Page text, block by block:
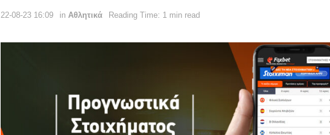
22-08-23 16:09 in Αθλητικά Reading Time: 1 min read